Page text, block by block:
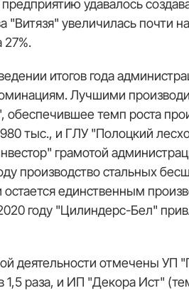
удавалось
"Витязя" увеличилась почти
27%.
итогов года
Лучшими
темп роста
тыс., и ГЛУ "Полоцкий
грамотой
производство стальных
единственным
году "Цилиндерс-Бел"
деятельности отмечены УП
1,5 раза, и ИП "Декора Ист"